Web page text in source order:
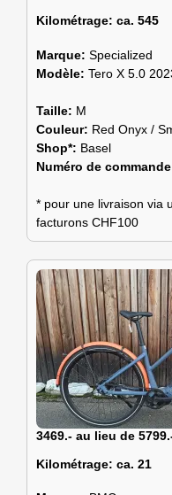
Kilométrage: ca. 545
Marque: Specialized
Modèle: Tero X 5.0
Taille: M
Couleur: Red Onyx /
Shop*: Basel
Numéro de
* pour une livraison via
facturons CHF100
3469.- au lieu de
Kilométrage: ca. 21